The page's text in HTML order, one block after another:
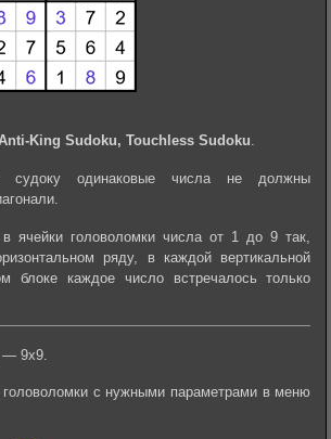
King Sudoku, Touchless Sudoku.
судоку одинаковые числа не должны
головоломки числа от 1 до 9 так,
ряду, в каждой вертикальной
блоке каждое число встречалось только
9х9.
с нужными параметрами в меню